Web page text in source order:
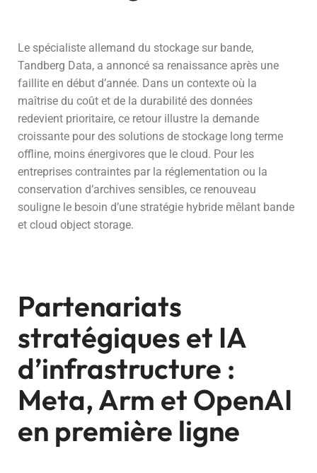
Le spécialiste allemand du stockage sur bande,
Tandberg Data, a annoncé sa renaissance après une
faillite en début d’année. Dans un contexte où la
maîtrise du coût et de la durabilité des données
redevient prioritaire, ce retour illustre la demande
croissante pour des solutions de stockage long terme
offline, moins énergivores que le cloud. Pour les
entreprises contraintes par la réglementation ou la
conservation d’archives sensibles, ce renouveau
souligne le besoin d’une stratégie hybride mêlant bande
et cloud object storage.
Partenariats
stratégiques et IA
d’infrastructure :
Meta, Arm et OpenAI
en première ligne